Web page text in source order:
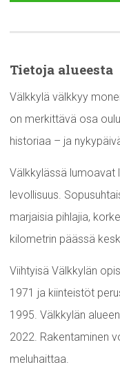
Tietoja alueesta
Välkkylä välkkyy
on merkittävä osa
historiaa – ja
Välkkylässä lumoavat
levollisuus.
marjaisia pihlajia,
kilometrin päässä
Viihtyisä Välkkylän
1971 ja kiinteistöt
1995. Välkkylän
2022. Rakentaminen
meluhaittaa.